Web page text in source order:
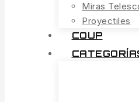
Miras
Proyectiles
COUP